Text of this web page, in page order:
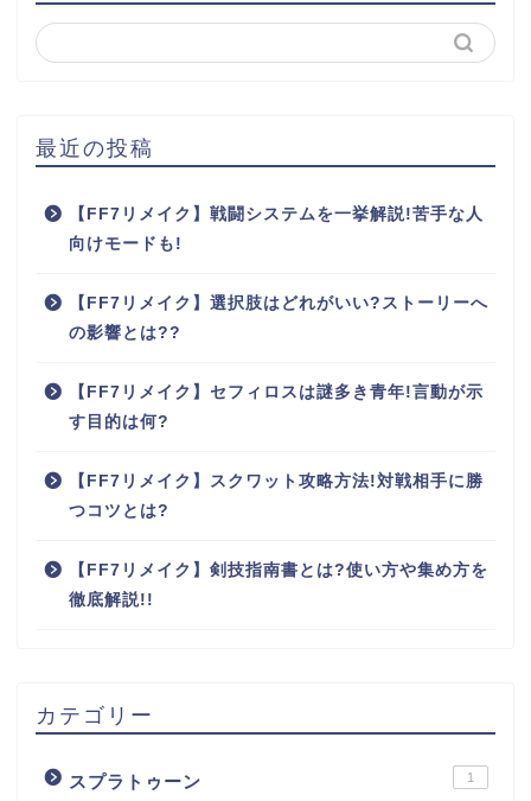
最近の投稿
【FF7リメイク】戦闘システムを一挙解説!苦手な人
向けモードも!
【FF7リメイク】選択肢はどれがいい?ストーリーへ
の影響とは??
【FF7リメイク】セフィロスは謎多き青年!言動が示
す目的は何?
【FF7リメイク】スクワット攻略方法!対戦相手に勝
つコツとは?
【FF7リメイク】剣技指南書とは?使い方や集め方を
徹底解説!!
カテゴリー
スプラトゥーン 1